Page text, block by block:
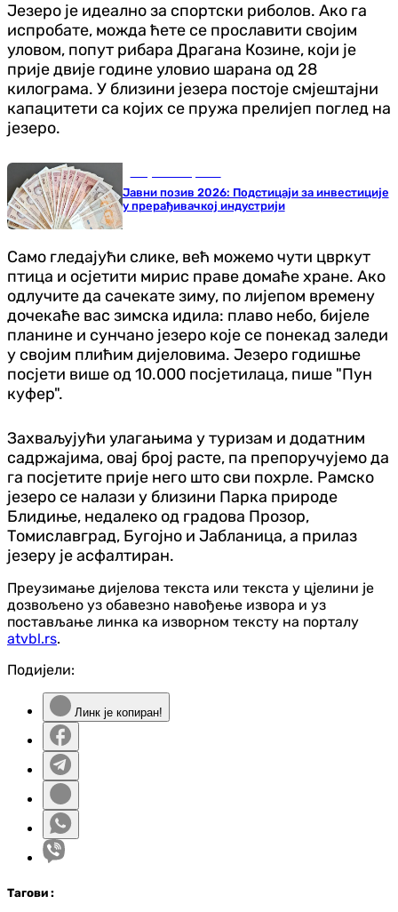
Језеро је идеално за спортски риболов. Ако га
испробате, можда ћете се прославити својим
уловом, попут рибара Драгана Козине, који је
прије двије године уловио шарана од 28
килограма. У близини језера постоје смјештајни
капацитети са којих се пружа прелијеп поглед на
језеро.
Јавни позив 2026: Подстицаји за инвестиције
у прерађивачкој индустрији
Само гледајући слике, већ можемо чути цвркут
птица и осјетити мирис праве домаће хране. Ако
одлучите да сачекате зиму, по лијепом времену
дочекаће вас зимска идила: плаво небо, бијеле
планине и сунчано језеро које се понекад заледи
у својим плићим дијеловима. Језеро годишње
посјети више од 10.000 посјетилаца, пише "Пун
куфер".
Захваљујући улагањима у туризам и додатним
садржајима, овај број расте, па препоручујемо да
га посјетите прије него што сви похрле. Рамско
језеро се налази у близини Парка природе
Блидиње, недалеко од градова Прозор,
Томиславград, Бугојно и Јабланица, а прилаз
језеру је асфалтиран.
Преузимање дијелова текста или текста у цјелини је
дозвољено уз обавезно навођење извора и уз
постављање линка ка изворном тексту на порталу
atvbl.rs.
Подијели:
Линк је копиран!
Тагови :